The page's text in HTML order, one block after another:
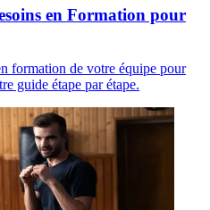
en Formation pour
formation de votre équipe pour
guide étape par étape.